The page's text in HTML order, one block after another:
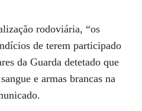
rodoviária, “os
de terem participado
da Guarda detetado que
e armas brancas na